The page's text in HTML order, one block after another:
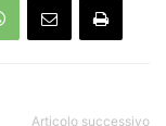
Articolo successivo